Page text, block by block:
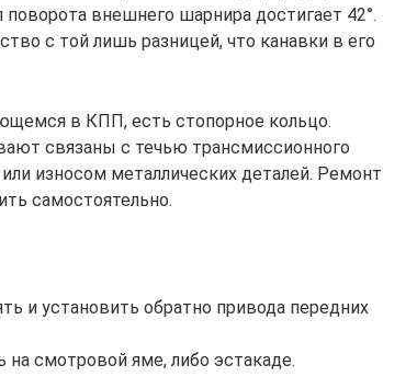
внешнего шарнира достигает 42°.
с той лишь разницей, что канавки в его
в КПП, есть стопорное кольцо.
связаны с течью трансмиссионного
износом металлических деталей. Ремонт
самостоятельно.
и установить обратно привода передних
смотровой яме, либо эстакаде.